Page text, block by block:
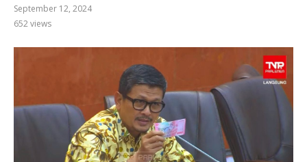
September 12, 2024
652views